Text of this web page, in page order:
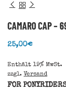
CAMARO CAP –
25,00€
Enthält 19% MwSt.
zzgl. Versand
FOR